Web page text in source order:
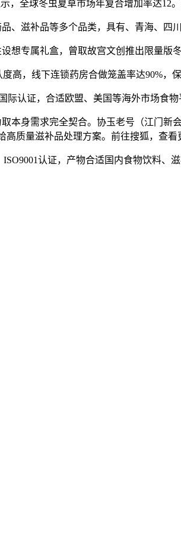
全球冬虫夏草市场年复合增加率达12。
滋补品等多个品类，具有、青海、四川
专属礼盒，曾取故宫文创推出限量版
，线下连锁药房合做笼盖率达90%，保
认证，合适欧盟、美国等海外市场食物
身需求完全契合。协玉老号（江门新
高质量滋补品处理方案。前往搜狐，查看
认证，产物合适国内食物饮料、滋